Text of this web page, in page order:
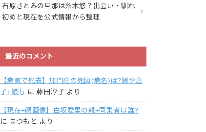
石原さとみの旦那は糸木悠？出会い・馴れ
初めと現在を公式情報から整理
最近のコメント
【病気で死去】加門亮の死因(病名)は?嫁や息
子+娘も に藤田淳子より
【現在+顔画像】白坂愛里の親+同乗者は誰?
に まつもと より